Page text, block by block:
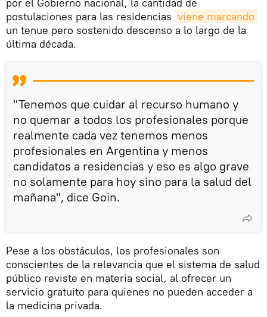
postulaciones para las residencias viene marcando
un tenue pero sostenido descenso a lo largo de la
última década.
"Tenemos que cuidar al recurso humano y
no quemar a todos los profesionales porque
realmente cada vez tenemos menos
profesionales en Argentina y menos
candidatos a residencias y eso es algo grave
no solamente para hoy sino para la salud del
mañana", dice Goin.
Pese a los obstáculos, los profesionales son
conscientes de la relevancia que el sistema de salud
público reviste en materia social, al ofrecer un
servicio gratuito para quienes no pueden acceder a
la medicina privada.